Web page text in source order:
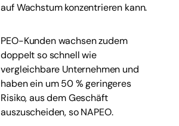
auf Wachstum konzentrieren kann.
PEO-Kunden wachsen zudem
doppelt so schnell wie
vergleichbare Unternehmen und
haben ein um 50 % geringeres
Risiko, aus dem Geschäft
auszuscheiden, so NAPEO.